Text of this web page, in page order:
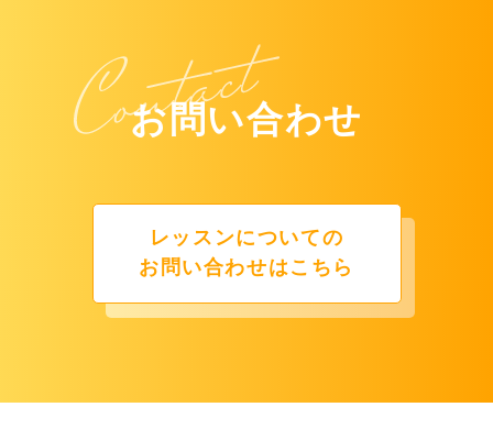
お問い合わせ
レッスンについての
お問い合わせはこちら